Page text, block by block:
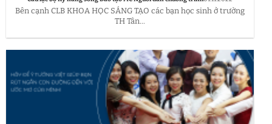
Bên cạnh CLB KHOA HỌC SÁNG TẠO các bạn học sinh ở trường
TH Tân...